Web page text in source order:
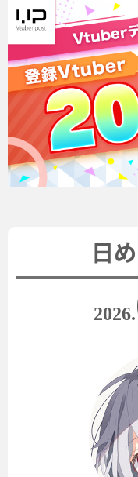
日
2026.